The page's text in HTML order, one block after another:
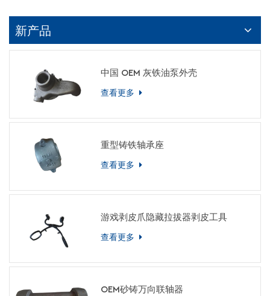
新产品
中国 OEM 灰铁油泵外壳
查看更多
重型铸铁轴承座
查看更多
游戏剥皮爪隐藏拉拔器剥皮工具
查看更多
OEM砂铸万向联轴器